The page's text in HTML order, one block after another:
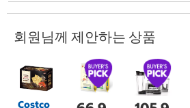
회원님께 제안하는 상품
Costco